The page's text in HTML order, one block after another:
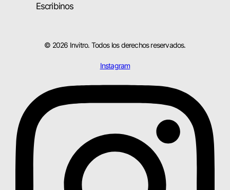
Escribinos
© 2026 Invitro. Todos los derechos reservados.
Instagram